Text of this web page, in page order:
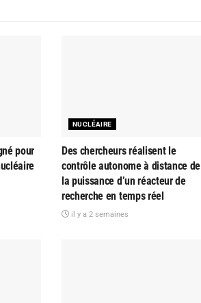
pour
NUCLÉAIRE
Des chercheurs réalisent le
contrôle autonome à distance de
la puissance d’un réacteur de
recherche en temps réel
il y a 2 semaines